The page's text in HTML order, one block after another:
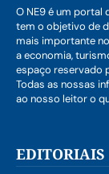
O NE9 é um portal
tem o objetivo de
mais importante
a economia,
espaço reservado
Todas as nossas
ao nosso leitor o
EDITORIAIS